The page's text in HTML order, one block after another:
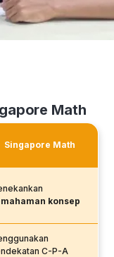
Math
Singapore Math
konsep
C-P-A